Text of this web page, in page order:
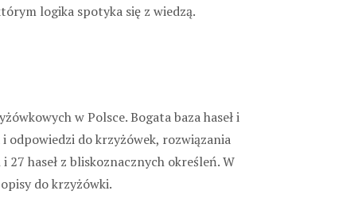
logika spotyka się z wiedzą.
w Polsce. Bogata baza haseł i
odpowiedzi do krzyżówek, rozwiązania
27 haseł z bliskoznacznych określeń. W
do krzyżówki.